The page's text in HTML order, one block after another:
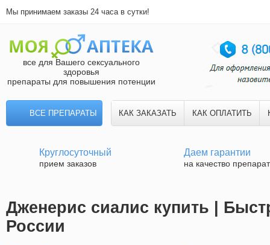
Мы принимаем заказы 24 часа в сутки!
все для Вашего сексуального
здоровья
препараты для повышения потенции
ВСЕ ПРЕПАРАТЫ КАК ЗАКАЗАТЬ КАК ОПЛАТИТЬ
Круглосуточный
прием заказов
Даем гарантии
на качество
Дженерис сиалис купить |
России